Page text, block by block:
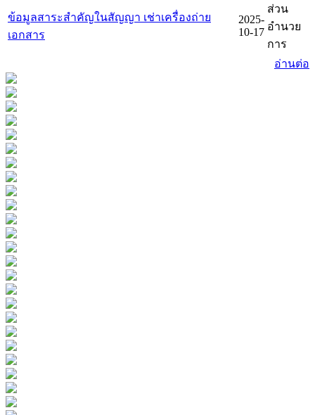
ข้อมูลสาระสำคัญในสัญญา เช่าเครื่องถ่าย
เอกสาร
2025-
10-17
ส่วน
อำนวย
การ
อ่านต่อ